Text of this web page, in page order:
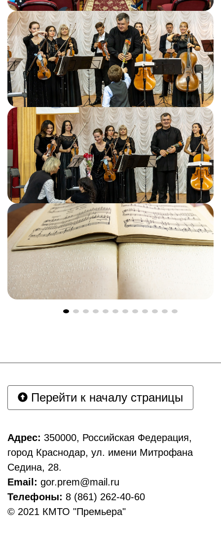
Перейти к началу страницы
Адрес: 350000, Российская Федерация,
город Краснодар, ул. имени Митрофана
Седина, 28.
Email: gor.prem@mail.ru
Телефоны: 8 (861) 262-40-60
© 2021 КМТО "Премьера"